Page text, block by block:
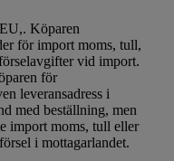
Köparen
för import moms, tull,
vid import.
för
leveransadress i
med beställning, men
import moms, tull eller
i mottagarlandet.